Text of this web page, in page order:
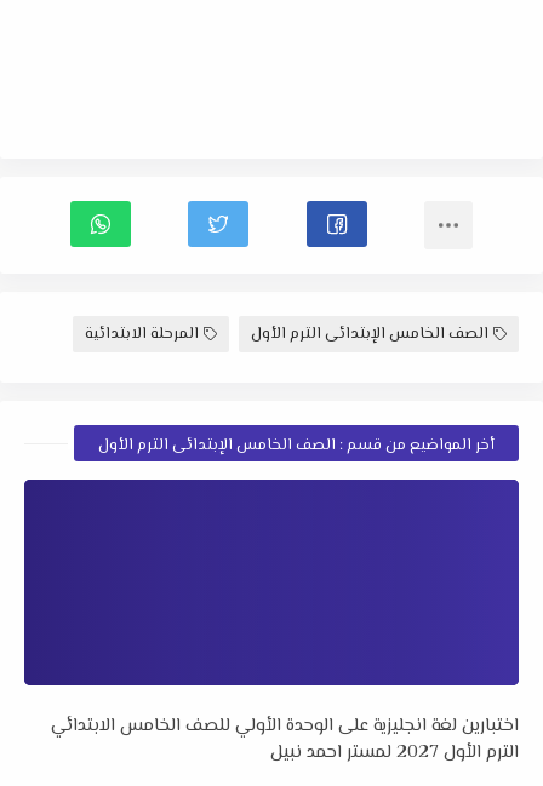
الصف الخامس الإبتدائى الترم الأول المرحلة الابتدائية
أخر المواضيع من قسم : الصف الخامس الإبتدائى الترم الأول
اختبارين لغة انجليزية على الوحدة الأولي للصف الخامس الابتدائي
الترم الأول 2027 لمستر احمد نبيل